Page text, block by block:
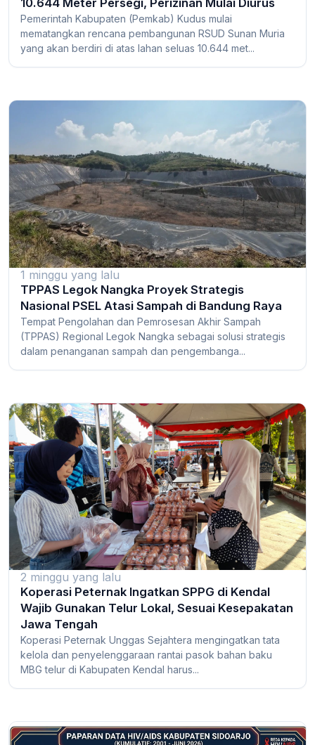
10.644 Meter Persegi, Perizinan Mulai Diurus
Pemerintah Kabupaten (Pemkab) Kudus mulai
mematangkan rencana pembangunan RSUD Sunan Muria
yang akan berdiri di atas lahan seluas 10.644 met...
1 minggu yang lalu
TPPAS Legok Nangka Proyek Strategis
Nasional PSEL Atasi Sampah di Bandung Raya
Tempat Pengolahan dan Pemrosesan Akhir Sampah
(TPPAS) Regional Legok Nangka sebagai solusi strategis
dalam penanganan sampah dan pengembanga...
2 minggu yang lalu
Koperasi Peternak Ingatkan SPPG di Kendal
Wajib Gunakan Telur Lokal, Sesuai Kesepakatan
Jawa Tengah
Koperasi Peternak Unggas Sejahtera mengingatkan tata
kelola dan penyelenggaraan rantai pasok bahan baku
MBG telur di Kabupaten Kendal harus...